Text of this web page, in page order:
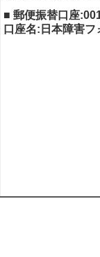
■ 郵便振替口座
口座名:日本障害